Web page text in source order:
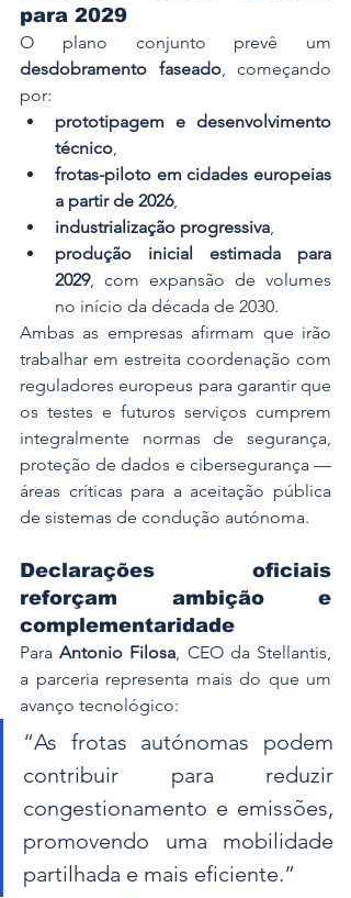
para 2029
desdobramento faseado, começando
por:
prototipagem e desenvolvimento
técnico,
frotas-piloto em cidades europeias
a partir de 2026,
industrialização progressiva,
produção inicial estimada para
2029, com expansão de volumes
no início da década de 2030.
Ambas as empresas afirmam que irão
trabalhar em estreita coordenação com
reguladores europeus para garantir que
os testes e futuros serviços cumprem
integralmente normas de segurança,
proteção de dados e cibersegurança —
áreas críticas para a aceitação pública
de sistemas de condução autónoma.
Declarações oficiais
reforçam ambição e
complementaridade
Para Antonio Filosa, CEO da Stellantis,
a parceria representa mais do que um
avanço tecnológico:
“As frotas autónomas podem
contribuir para reduzir
congestionamento e emissões,
promovendo uma mobilidade
partilhada e mais eficiente.”